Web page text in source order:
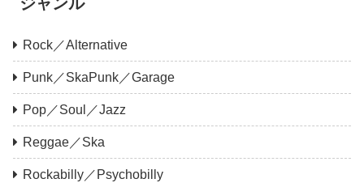
Rock／Alternative
Punk／SkaPunk／Garage
Pop／Soul／Jazz
Reggae／Ska
Rockabilly／Psychobilly